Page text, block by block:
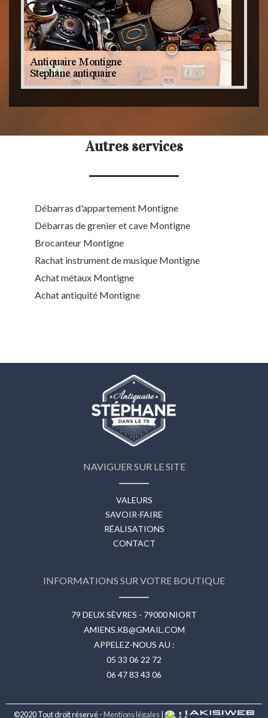
Autres services
Débarras d'appartement Montigne
Débarras de grenier et cave Montigne
Brocanteur Montigne
Rachat instrument de musique Montigne
Achat métaux Montigne
Achat antiquité Montigne
NAVIGUER SUR LE SITE
VALEURS
SAVOIR-FAIRE
RÉALISATIONS
CONTACT
INFORMATIONS SUR VOTRE BOUTIQUE
79 DEUX SÈVRES - 79000 NIORT
AMIENS.KB@GMAIL.COM
APPELEZ-NOUS AU :
05 33 06 22 72
06 47 83 43 06
©2020 Tout droit réservé -Mentions légales